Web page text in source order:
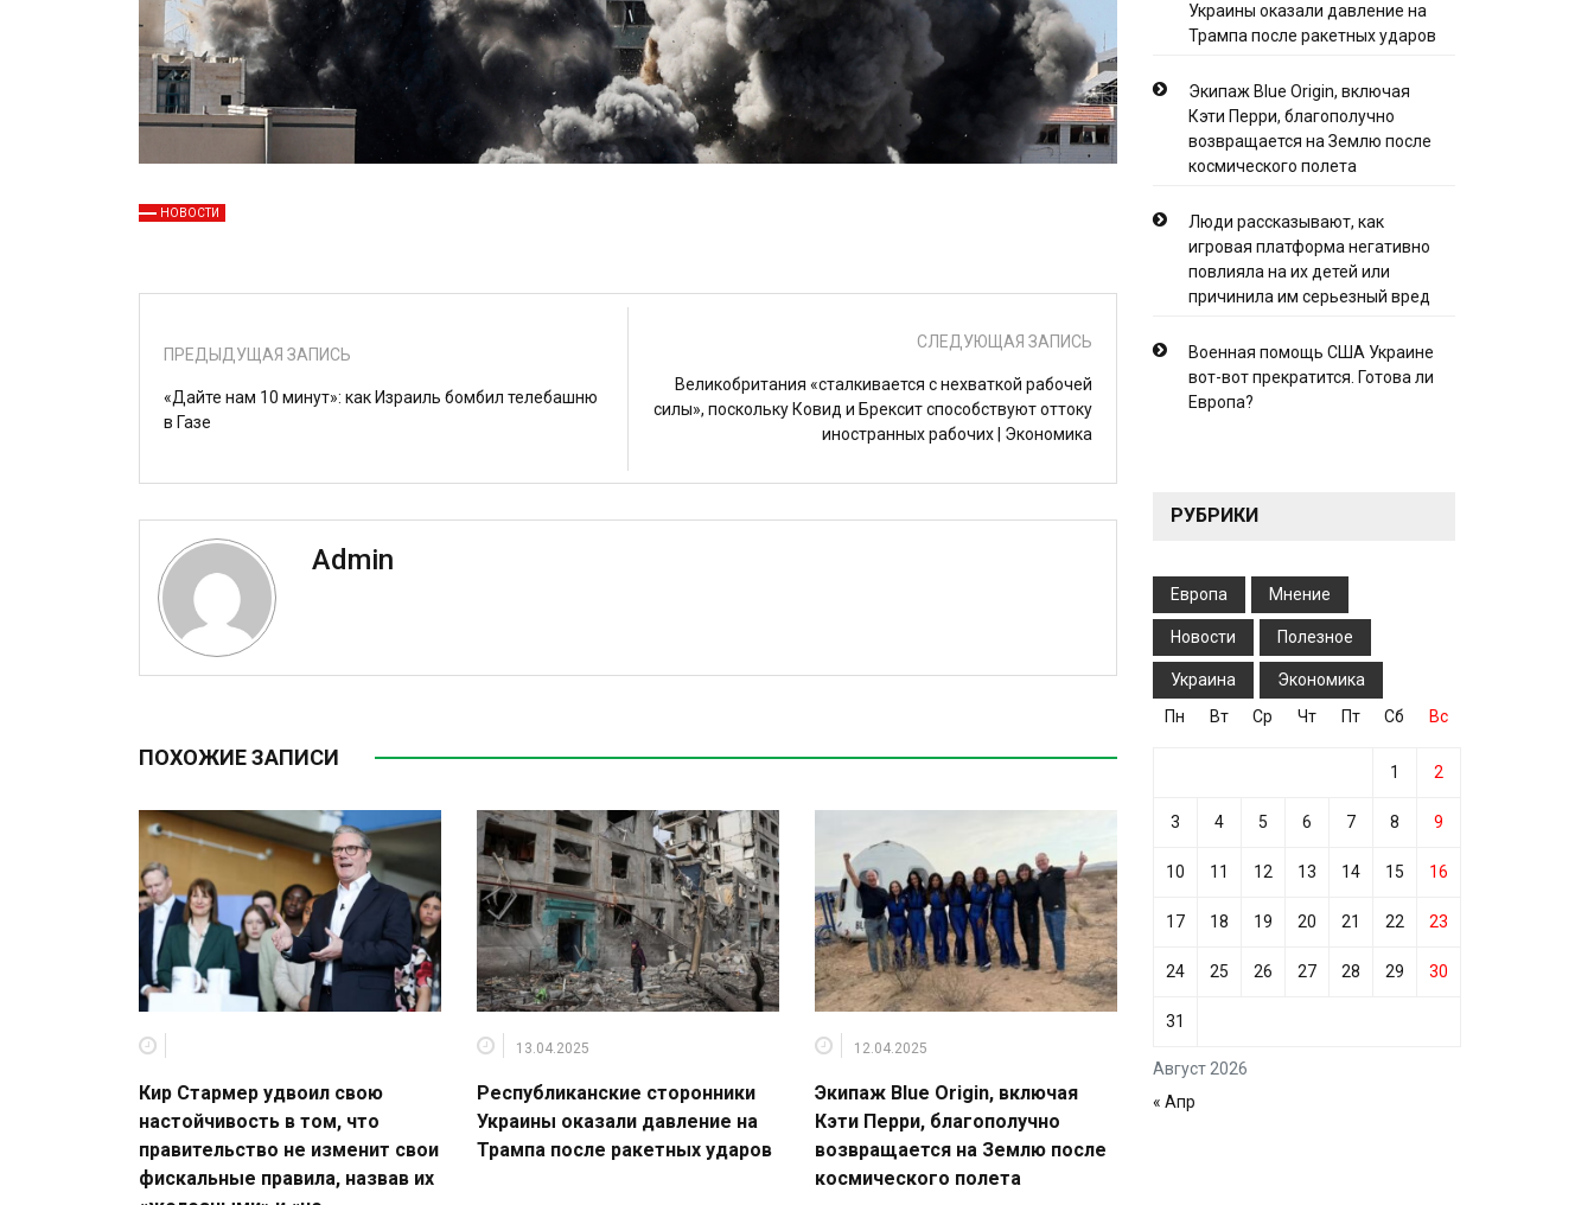
НОВОСТИ
ПРЕДЫДУЩАЯ ЗАПИСЬ
«Дайте нам 10 минут»: как Израиль бомбил телебашню
в Газе
СЛЕДУЮЩАЯ ЗАПИСЬ
Великобритания «сталкивается с нехваткой рабочей
силы», поскольку Ковид и Брексит способствуют оттоку
иностранных рабочих | Экономика
Admin
ПОХОЖИЕ ЗАПИСИ
Кир Стармер удвоил свою
настойчивость в том, что
правительство не изменит свои
фискальные правила, назвав их
13.04.2025
Республиканские сторонники
Украины оказали давление на
Трампа после ракетных ударов
12.04.2025
Экипаж Blue Origin, включая
Кэти Перри, благополучно
возвращается на Землю после
космического полета
Украины оказали давление на
Трампа после ракетных ударов
Экипаж Blue Origin, включая
Кэти Перри, благополучно
возвращается на Землю после
космического полета
Люди рассказывают, как
игровая платформа негативно
повлияла на их детей или
причинила им серьезный вред
Военная помощь США Украине
вот-вот прекратится. Готова ли
Европа?
РУБРИКИ
Европа Мнение
Новости Полезное
Украина Экономика
Август 2026
Пн Вт Ср Чт Пт Сб Вс
1 2
3 4 5 6 7 8 9
10 11 12 13 14 15 16
17 18 19 20 21 22 23
24 25 26 27 28 29 30
31
« Апр